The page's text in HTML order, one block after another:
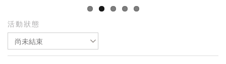
活動狀態
尚未結束